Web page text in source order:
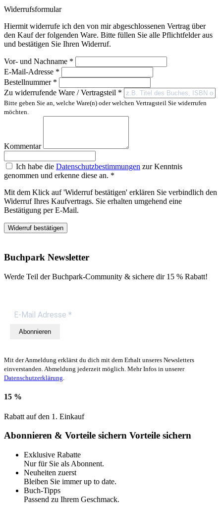
Widerrufsformular
Hiermit widerrufe ich den von mir abgeschlossenen Vertrag über
den Kauf der folgenden Ware. Bitte füllen Sie alle Pflichtfelder aus
und bestätigen Sie Ihren Widerruf.
Vor- und Nachname *
E-Mail-Adresse *
Bestellnummer *
Zu widerrufende Ware / Vertragsteil *
Bitte geben Sie an, welche Ware(n) oder welchen Vertragsteil Sie widerrufen
möchten.
Kommentar
Ich habe die Datenschutzbestimmungen zur Kenntnis
genommen und erkenne diese an. *
Mit dem Klick auf 'Widerruf bestätigen' erklären Sie verbindlich den
Widerruf Ihres Kaufvertrags. Sie erhalten umgehend eine
Bestätigung per E-Mail.
Widerruf bestätigen
Buchpark Newsletter
Werde Teil der Buchpark-Community & sichere dir 15 % Rabatt!
Abonnieren
Mit der Anmeldung erklärst du dich mit dem Erhalt unseres Newsletters
einverstanden. Abmeldung jederzeit möglich. Mehr Infos in unserer
Datenschutzerklärung.
15 %
Rabatt auf den 1. Einkauf
Abonnieren & Vorteile sichern Vorteile sichern
Exklusive Rabatte
Nur für Sie als Abonnent.
Neuheiten zuerst
Bleiben Sie immer up to date.
Buch-Tipps
Passend zu Ihrem Geschmack.